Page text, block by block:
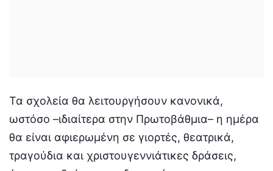
Τα σχολεία θα λειτουργήσουν κανονικά,
ωστόσο –ιδιαίτερα στην Πρωτοβάθμια– η ημέρα
θα είναι αφιερωμένη σε γιορτές, θεατρικά,
τραγούδια και χριστουγεννιάτικες δράσεις,